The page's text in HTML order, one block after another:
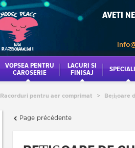
AVETI
VOPSEA PENTRU
CAROSERIE
LACURI SI
FINISAJ
Racorduri pentru aer comprimat > Bețișoare
Page précédente